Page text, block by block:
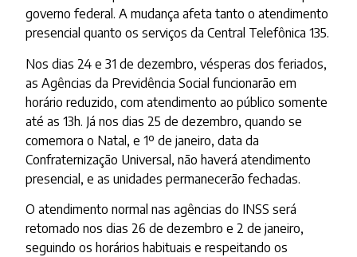
governo federal. A mudança afeta tanto o atendimento
presencial quanto os serviços da Central Telefônica 135.
Nos dias 24 e 31 de dezembro, vésperas dos feriados,
as Agências da Previdência Social funcionarão em
horário reduzido, com atendimento ao público somente
até as 13h. Já nos dias 25 de dezembro, quando se
comemora o Natal, e 1º de janeiro, data da
Confraternização Universal, não haverá atendimento
presencial, e as unidades permanecerão fechadas.
O atendimento normal nas agências do INSS será
retomado nos dias 26 de dezembro e 2 de janeiro,
seguindo os horários habituais e respeitando os